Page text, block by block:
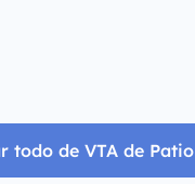
todo de VTA de Patio